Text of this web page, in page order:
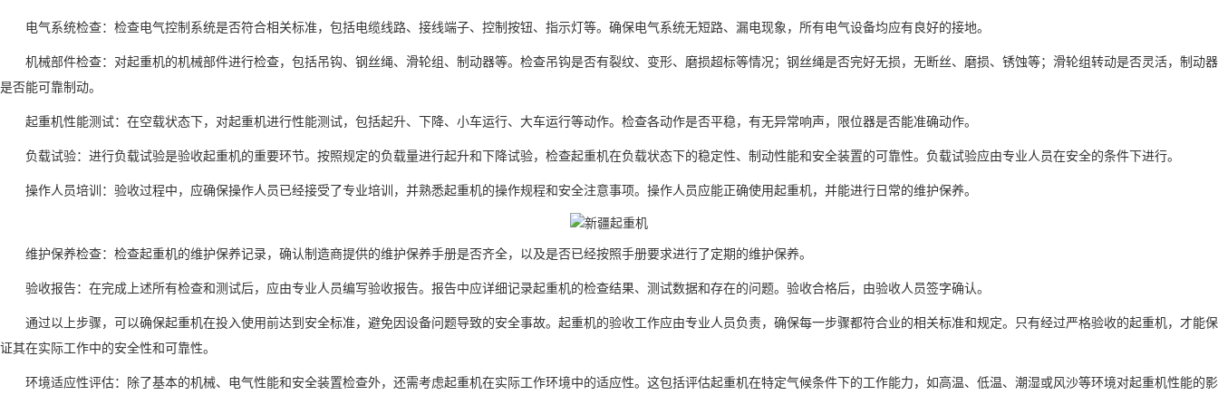
电气系统检查：检查电气控制系统是否符合相关标准，包括电缆线路、接线端子、控制按钮、指示灯等。确保电气系统无短路、漏电现象，所有电气设备均应有良好的接地。
机械部件检查：对起重机的机械部件进行检查，包括吊钩、钢丝绳、滑轮组、制动器等。检查吊钩是否有裂纹、变形、磨损超标等情况；钢丝绳是否完好无损，无断丝、磨损、锈蚀等；滑轮组转动是否灵活，制动器
是否能可靠制动。
起重机性能测试：在空载状态下，对起重机进行性能测试，包括起升、下降、小车运行、大车运行等动作。检查各动作是否平稳，有无异常响声，限位器是否能准确动作。
负载试验：进行负载试验是验收起重机的重要环节。按照规定的负载量进行起升和下降试验，检查起重机在负载状态下的稳定性、制动性能和安全装置的可靠性。负载试验应由专业人员在安全的条件下进行。
操作人员培训：验收过程中，应确保操作人员已经接受了专业培训，并熟悉起重机的操作规程和安全注意事项。操作人员应能正确使用起重机，并能进行日常的维护保养。
维护保养检查：检查起重机的维护保养记录，确认制造商提供的维护保养手册是否齐全，以及是否已经按照手册要求进行了定期的维护保养。
验收报告：在完成上述所有检查和测试后，应由专业人员编写验收报告。报告中应详细记录起重机的检查结果、测试数据和存在的问题。验收合格后，由验收人员签字确认。
通过以上步骤，可以确保起重机在投入使用前达到安全标准，避免因设备问题导致的安全事故。起重机的验收工作应由专业人员负责，确保每一步骤都符合业的相关标准和规定。只有经过严格验收的起重机，才能保
证其在实际工作中的安全性和可靠性。
环境适应性评估：除了基本的机械、电气性能和安全装置检查外，还需考虑起重机在实际工作环境中的适应性。这包括评估起重机在特定气候条件下的工作能力，如高温、低温、潮湿或风沙等环境对起重机性能的影